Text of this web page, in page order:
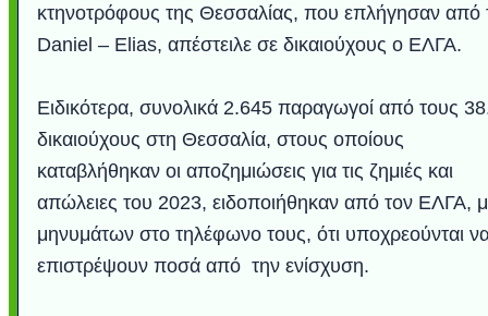
κτηνοτρόφους της Θεσσαλίας, που επλήγησαν από
Daniel – Elias, απέστειλε σε δικαιούχους ο ΕΛΓΑ.
Ειδικότερα, συνολικά 2.645 παραγωγοί από τους
δικαιούχους στη Θεσσαλία, στους οποίους
καταβλήθηκαν οι αποζημιώσεις για τις ζημιές και
απώλειες του 2023, ειδοποιήθηκαν από τον ΕΛΓΑ,
μηνυμάτων στο τηλέφωνο τους, ότι υποχρεούνται
επιστρέψουν ποσά από την ενίσχυση.